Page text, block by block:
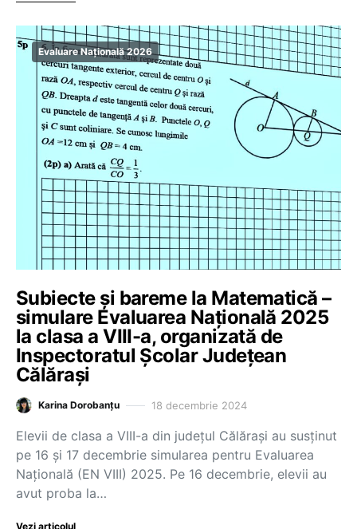
Evaluare Națională 2026
Subiecte și bareme la Matematică –
simulare Evaluarea Națională 2025
la clasa a VIII-a, organizată de
Inspectoratul Școlar Județean
Călărași
Karina Dorobanțu 18 decembrie 2024
Elevii de clasa a VIII-a din județul Călărași au susținut
pe 16 și 17 decembrie simularea pentru Evaluarea
Națională (EN VIII) 2025. Pe 16 decembrie, elevii au
avut proba la…
Vezi articolul